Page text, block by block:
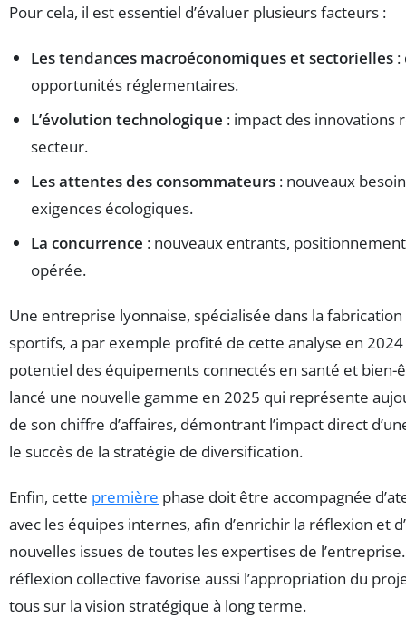
Pour cela, il est essentiel d’évaluer plusieurs facteurs :
Les tendances macroéconomiques et sectorielles :
opportunités réglementaires.
L’évolution technologique : impact des innovations
secteur.
Les attentes des consommateurs : nouveaux
exigences écologiques.
La concurrence : nouveaux entrants,
opérée.
Une entreprise lyonnaise, spécialisée dans la
sportifs, a par exemple profité de cette analyse en
potentiel des équipements connectés en santé et bien-
lancé une nouvelle gamme en 2025 qui représente
de son chiffre d’affaires, démontrant l’impact direct
le succès de la stratégie de diversification.
Enfin, cette première phase doit être accompagnée
avec les équipes internes, afin d’enrichir la réflexion et
nouvelles issues de toutes les expertises de
réflexion collective favorise aussi l’appropriation du
tous sur la vision stratégique à long terme.